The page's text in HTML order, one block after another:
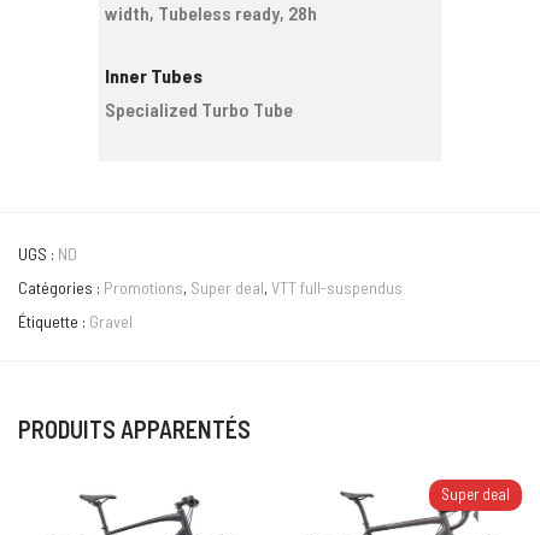
width, Tubeless ready, 28h
Inner Tubes
Specialized Turbo Tube
UGS : ND
Catégories : Promotions, Super deal, VTT full-suspendus
Étiquette : Gravel
PRODUITS APPARENTÉS
Super deal